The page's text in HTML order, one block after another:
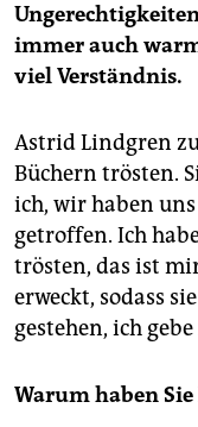
immer auch
viel Verständnis.
Astrid Lindgren
Büchern trösten.
ich, wir haben
getroffen. Ich
trösten, das ist
erweckt, sodass
gestehen, ich
Warum haben